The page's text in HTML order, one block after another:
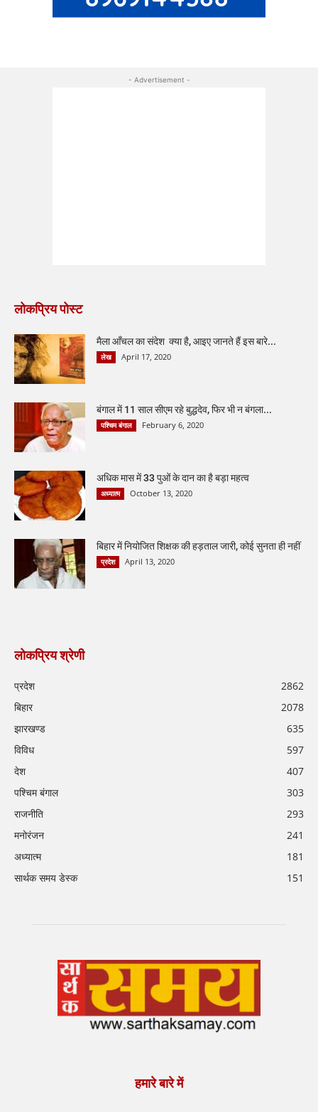
- Advertisement -
लोकप्रिय पोस्ट
मैला आँचल का संदेश क्या है, आइए जानते हैं इस बारे...
लेख April 17, 2020
बंगाल में 11 साल सीएम रहे बुद्धदेव, फिर भी न बंगला...
पश्चिम बंगाल February 6, 2020
अधिक मास में 33 पुओं के दान का है बड़ा महत्व
अध्यात्म October 13, 2020
बिहार में नियोजित शिक्षक की हड़ताल जारी, कोई सुनता ही नहीं
प्रदेश April 13, 2020
लोकप्रिय श्रेणी
प्रदेश
2862
बिहार
2078
झारखण्ड
635
विविध
597
देश
407
पश्चिम बंगाल
303
राजनीति
293
मनोरंजन
241
अध्यात्म
181
सार्थक समय डेस्क
151
हमारे बारे में